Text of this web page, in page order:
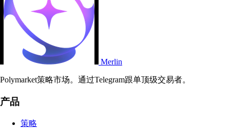
Merlin
Polymarket策略市场。通过Telegram跟单顶级交易者。
产品
策略